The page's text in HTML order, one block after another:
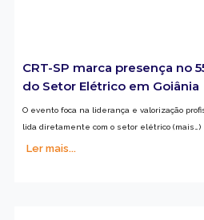
CRT-SP marca presença no
do Setor Elétrico em Goiânia
O evento foca na liderança e valorização
lida diretamente com o setor elétrico (mais…)
Ler mais...